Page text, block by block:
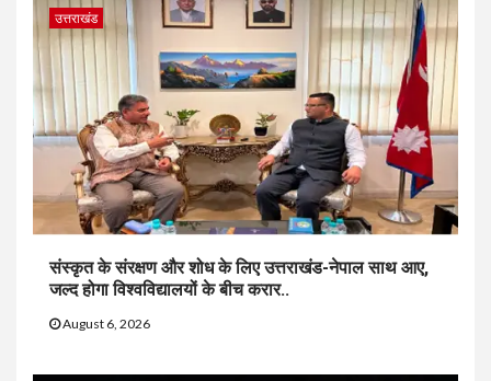
उत्तराखंड
संस्कृत के संरक्षण और शोध के लिए उत्तराखंड-नेपाल साथ आए,
जल्द होगा विश्वविद्यालयों के बीच करार..
August 6, 2026